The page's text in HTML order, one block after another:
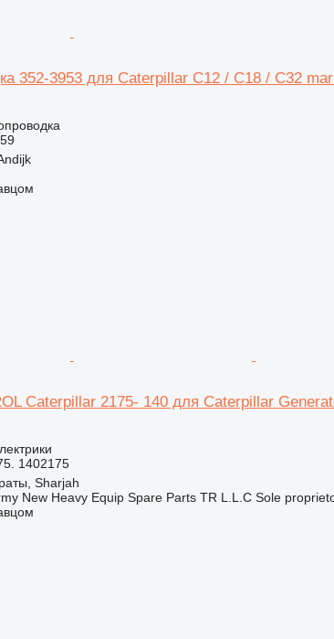
352-3953 для Caterpillar C12 / C18 / C32
Caterpillar 2175- 140 для Caterpillar
1402175
Sharjah
New Heavy Equip Spare Parts TR L.L.C Sole